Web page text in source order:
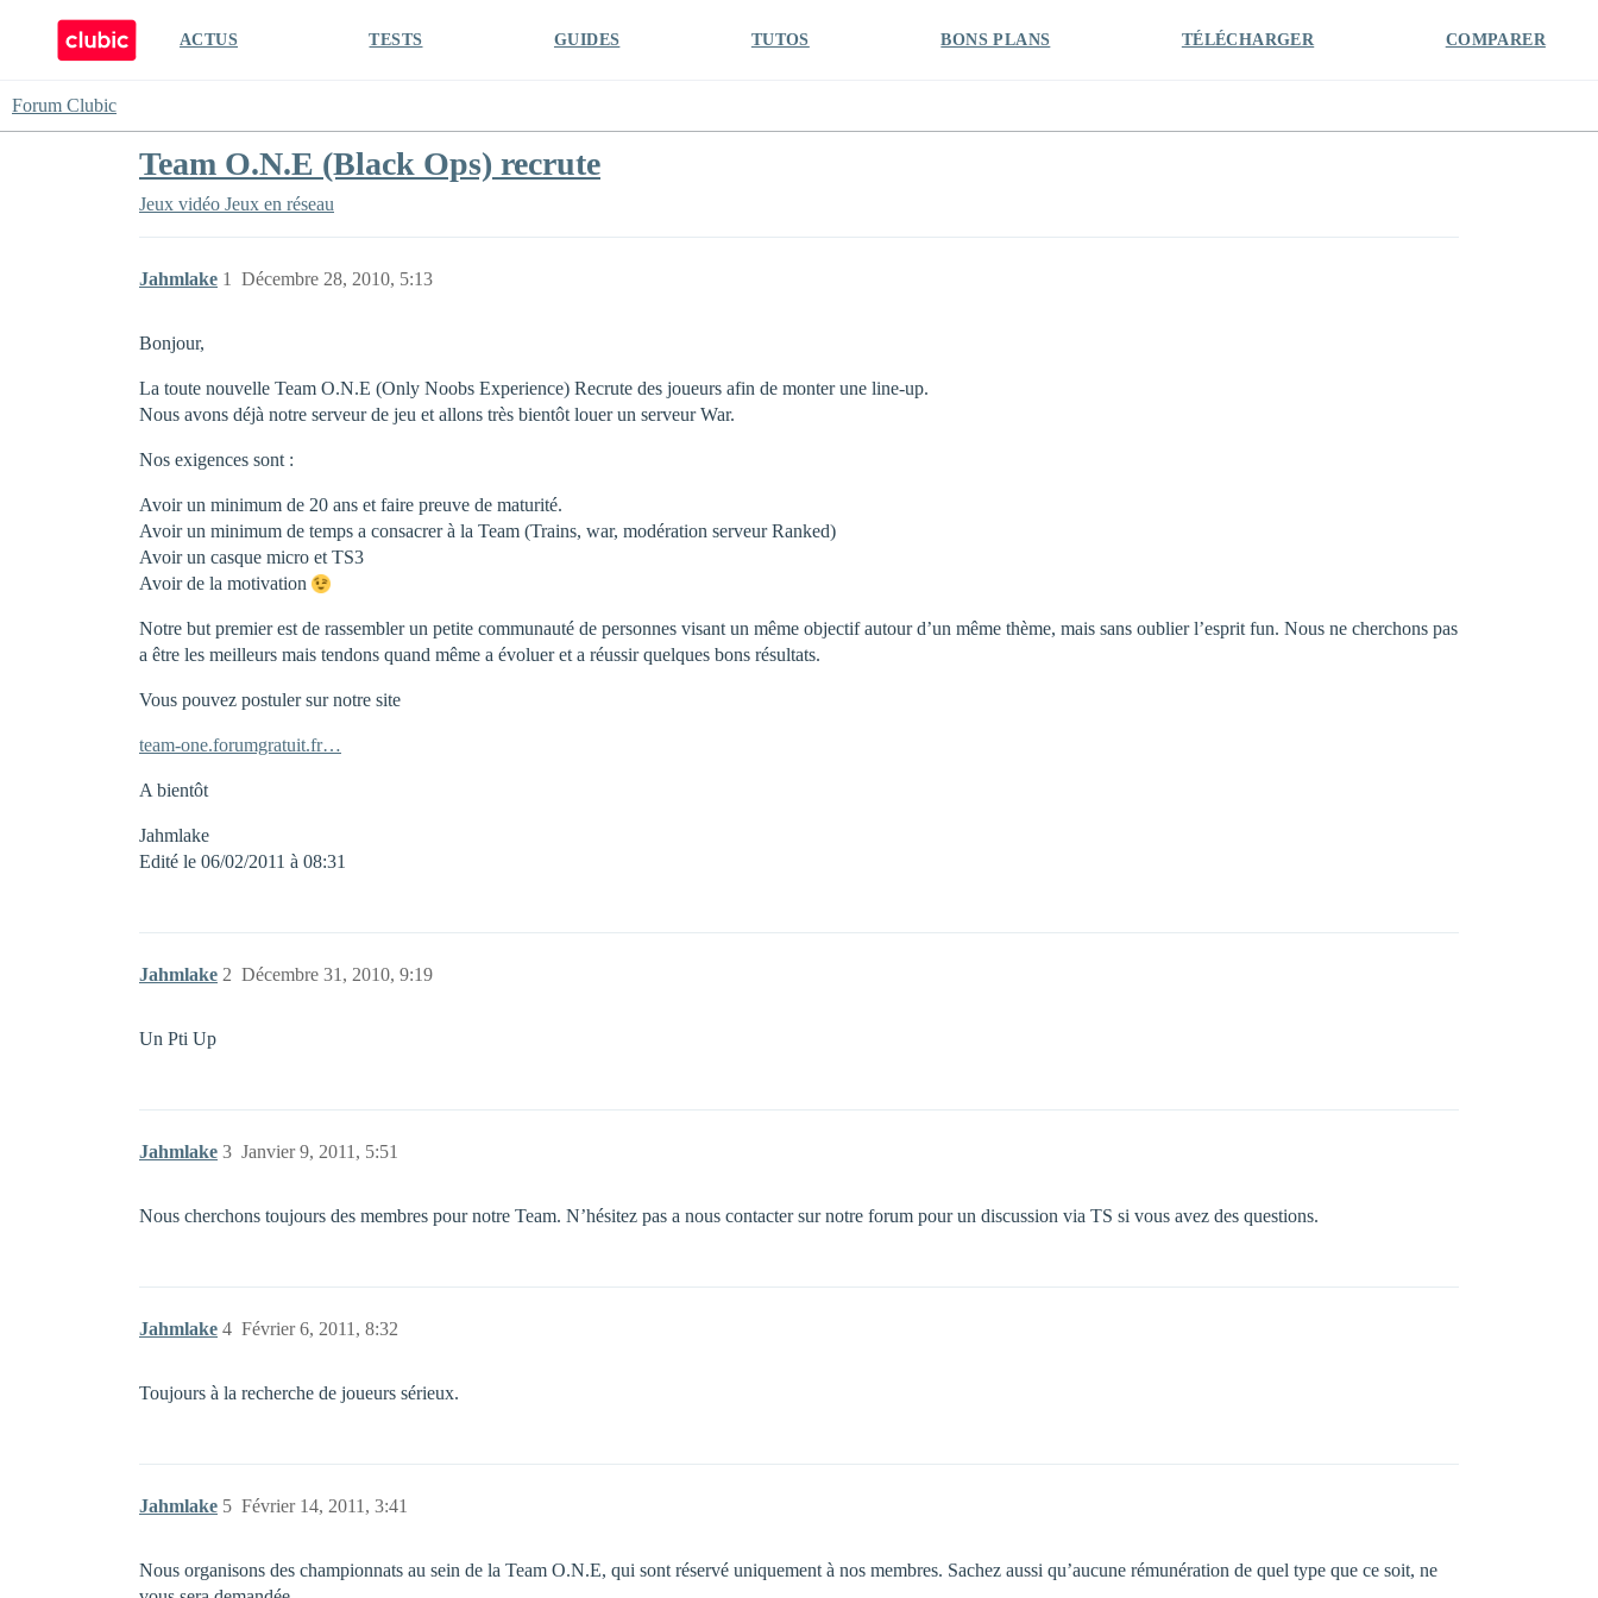
ACTUS TESTS GUIDES TUTOS BONS PLANS TÉLÉCHARGER COMPARER
Forum Clubic
Team O.N.E (Black Ops) recrute
Jeux vidéo Jeux en réseau
Jahmlake Décembre 28, 2010, 5:13
1
Bonjour,
La toute nouvelle Team O.N.E (Only Noobs Experience) Recrute des joueurs afin de monter une line-up.
Nous avons déjà notre serveur de jeu et allons très bientôt louer un serveur War.
Nos exigences sont :
Avoir un minimum de 20 ans et faire preuve de maturité.
Avoir un minimum de temps a consacrer à la Team (Trains, war, modération serveur Ranked)
Avoir un casque micro et TS3
Avoir de la motivation
Notre but premier est de rassembler un petite communauté de personnes visant un même objectif autour d’un même thème, mais sans oublier l’esprit fun. Nous ne cherchons pas
a être les meilleurs mais tendons quand même a évoluer et a réussir quelques bons résultats.
Vous pouvez postuler sur notre site
team-one.forumgratuit.fr…
A bientôt
Jahmlake
Edité le 06/02/2011 à 08:31
Jahmlake Décembre 31, 2010, 9:19
2
Un Pti Up
Jahmlake Janvier 9, 2011, 5:51
3
Nous cherchons toujours des membres pour notre Team. N’hésitez pas a nous contacter sur notre forum pour un discussion via TS si vous avez des questions.
Jahmlake Février 6, 2011, 8:32
4
Toujours à la recherche de joueurs sérieux.
Jahmlake Février 14, 2011, 3:41
5
Nous organisons des championnats au sein de la Team O.N.E, qui sont réservé uniquement à nos membres. Sachez aussi qu’aucune rémunération de quel type que ce soit, ne